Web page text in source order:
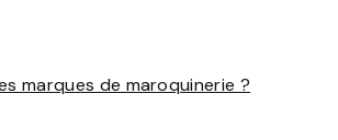
marques de maroquinerie ?